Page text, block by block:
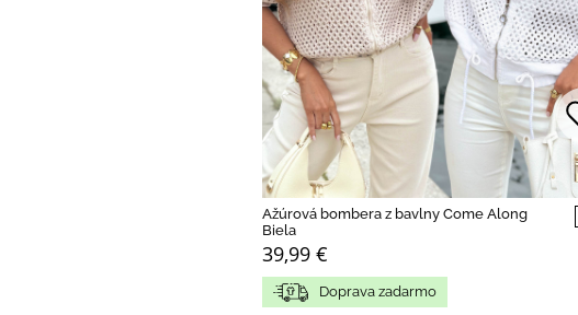
Ažúrová bombera z bavlny Come Along
Biela
39,99 €
Doprava zadarmo